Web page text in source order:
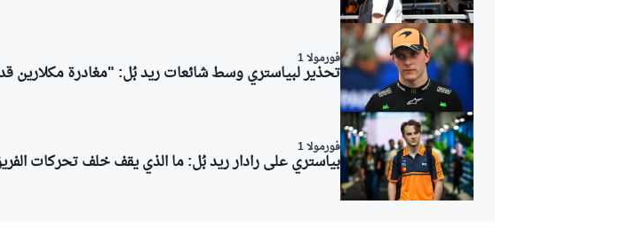
فورمولا 1
تحذير لبياستري وسط شائعات ريد بُل: "مغادرة مكلارين
فورمولا 1
بياستري على رادار ريد بُل: ما الذي يقف خلف تحركات